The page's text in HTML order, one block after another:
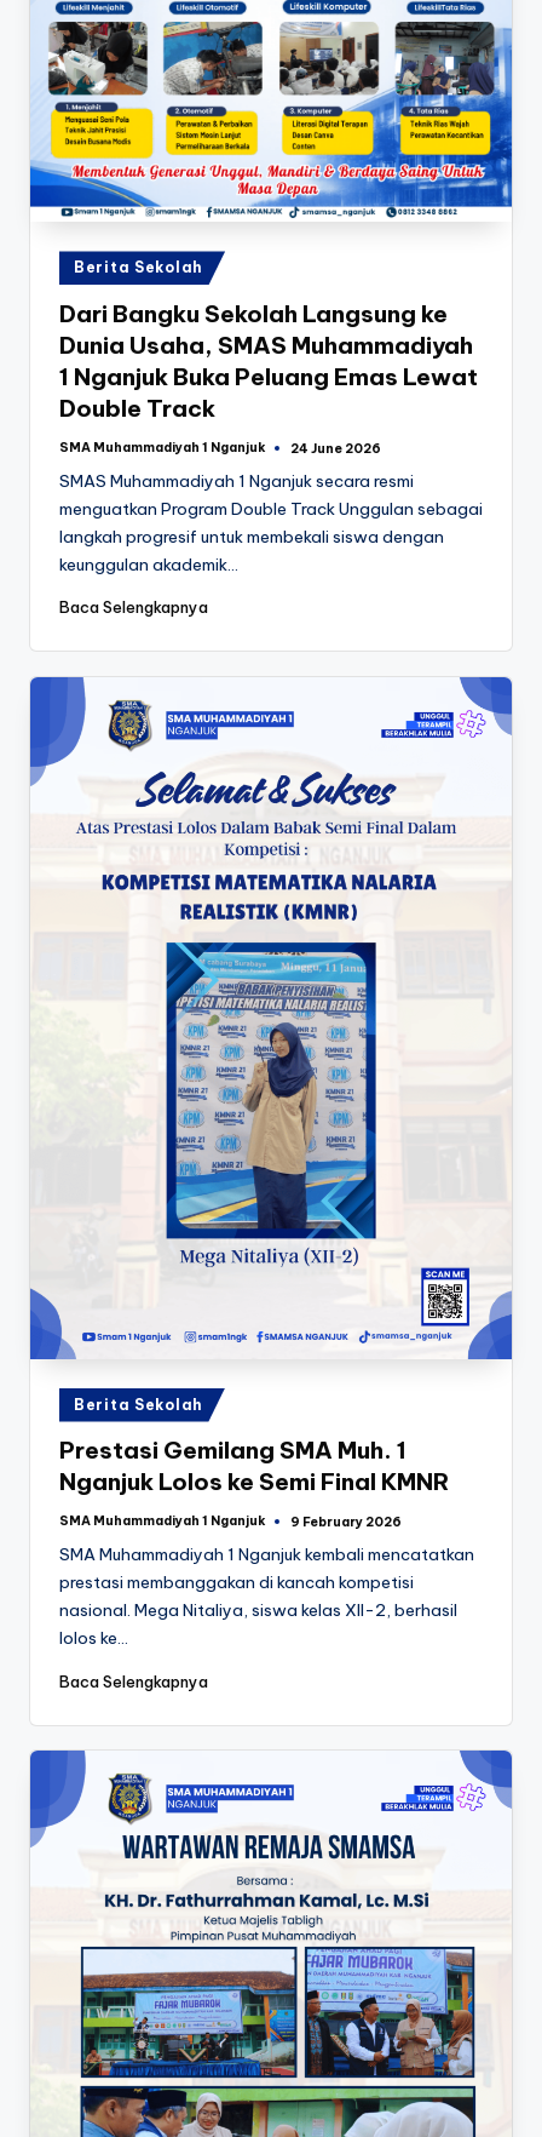
Posted
in
Berita Sekolah
Dari Bangku Sekolah Langsung ke
Dunia Usaha, SMAS Muhammadiyah
1 Nganjuk Buka Peluang Emas Lewat
Double Track
Posted
SMA Muhammadiyah 1 Nganjuk 24 June 2026
SMAS Muhammadiyah 1 Nganjuk secara resmi
menguatkan Program Double Track Unggulan sebagai
langkah progresif untuk membekali siswa dengan
keunggulan akademik…
Baca Selengkapnya
Posted
in
Berita Sekolah
Prestasi Gemilang SMA Muh. 1
Nganjuk Lolos ke Semi Final KMNR
Posted
SMA Muhammadiyah 1 Nganjuk 9 February 2026
SMA Muhammadiyah 1 Nganjuk kembali mencatatkan
prestasi membanggakan di kancah kompetisi
nasional. Mega Nitaliya, siswa kelas XII-2, berhasil
lolos ke…
Baca Selengkapnya